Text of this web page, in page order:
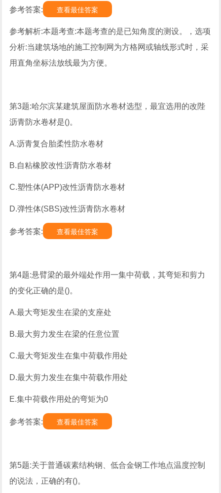
参考答案: 查看最佳答案
参考解析:本题考查:本题考查的是已知角度的测设。，选项
分析:当建筑场地的施工控制网为方格网或轴线形式时，采
用直角坐标法放线最为方便。
第3题:哈尔滨某建筑屋面防水卷材选型，最宜选用的改陛
沥青防水卷材是()。
A.沥青复合胎柔性防水卷材
B.自粘橡胶改性沥青防水卷材
C.塑性体(APP)改性沥青防水卷材
D.弹性体(SBS)改性沥青防水卷材
参考答案: 查看最佳答案
第4题:悬臂梁的最外端处作用一集中荷载，其弯矩和剪力
的变化正确的是()。
A.最大弯矩发生在梁的支座处
B.最大剪力发生在梁的任意位置
C.最大弯矩发生在集中荷载作用处
D.最大剪力发生在集中荷载作用处
E.集中荷载作用处的弯矩为0
参考答案: 查看最佳答案
第5题:关于普通碳素结构钢、低合金钢工作地点温度控制
的说法，正确的有()。